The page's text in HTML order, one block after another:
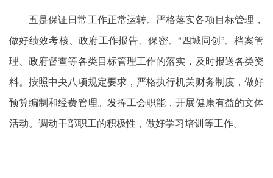
五是保证日常工作正常运转。严格落实各项目标管理，
做好绩效考核、政府工作报告、保密、“四城同创”、档案管
理、政府督查等各类目标管理工作的落实，及时报送各类资
料。按照中央八项规定要求，严格执行机关财务制度，做好
预算编制和经费管理。发挥工会职能，开展健康有益的文体
活动。调动干部职工的积极性，做好学习培训等工作。